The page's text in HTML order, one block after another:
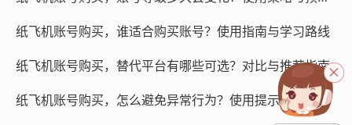
入中国文化，提高账号的中文水平，中国地区号还可以让
你在广告投放和搜索推荐中更加精准。
欧洲地区号：欧洲地区号可以让你在社交媒体上更好地了
解欧洲文化，提高账号的欧洲语言水平，欧洲地区号还可
以让你在广告投放和搜索推荐中更加精准。
纸飞机账号购买，谁适合购买账号？使用指南与学习路线
纸飞机账号购买，替代平台有哪些可选？对比与推荐指南
纸飞机账号购买，怎么避免异常行为？使用提示与方法